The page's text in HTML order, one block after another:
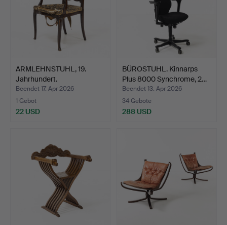
ARMLEHNSTUHL, 19.
Jahrhundert.
Beendet 17. Apr 2026
1 Gebot
22 USD
BÜROSTUHL. Kinnarps
Plus 8000 Synchrome, 2…
Beendet 13. Apr 2026
34 Gebote
288 USD